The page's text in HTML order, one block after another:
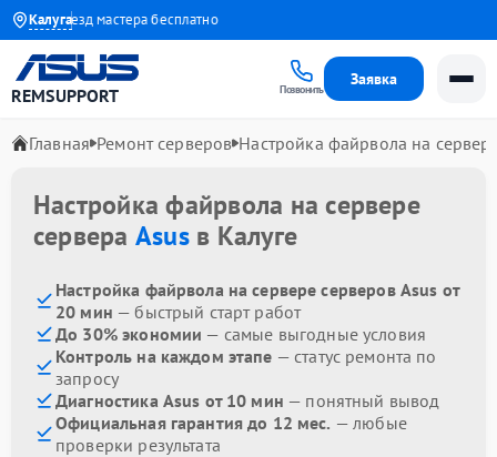
Калуга
Выезд мастера бесплатно
REMSUPPORT Позвонить
Заявка
Главная Ремонт серверов Настройка файрвола на
Настройка файрвола на сервере
сервера Asusв Калуге
Настройка файрвола на сервере серверов Asus от
20 мин — быстрый старт работ
До 30% экономии — самые выгодные условия
Контроль на каждом этапе — статус ремонта по
запросу
Диагностика Asus от 10 мин — понятный вывод
Официальная гарантия до 12 мес. — любые
проверки результата